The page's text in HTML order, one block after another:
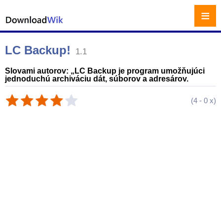
LC Backup! 1.1
Slovami autorov: „LC Backup je program umožňujúci
jednoduchú archiváciu dát, súborov a adresárov.
(4 - 0 x)
≡